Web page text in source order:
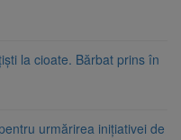
la cioate. Bărbat prins în
urmărirea inițiativei de